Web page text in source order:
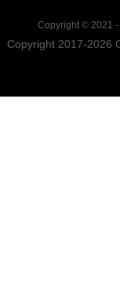
Copyright © 2021 -
Copyright 2017-2026